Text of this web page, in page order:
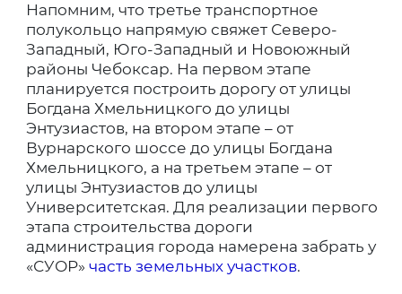
Напомним, что третье транспортное
полукольцо напрямую свяжет Северо-
Западный, Юго-Западный и Новоюжный
районы Чебоксар. На первом этапе
планируется построить дорогу от улицы
Богдана Хмельницкого до улицы
Энтузиастов, на втором этапе – от
Вурнарского шоссе до улицы Богдана
Хмельницкого, а на третьем этапе – от
улицы Энтузиастов до улицы
Университетская. Для реализации первого
этапа строительства дороги
администрация города намерена забрать у
«СУОР» часть земельных участков.